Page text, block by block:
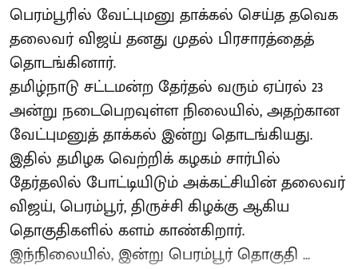
பெரம்பூரில் வேட்புமனு தாக்கல் செய்த தவெக
தலைவர் விஜய் தனது முதல் பிரசாரத்தைத்
தொடங்கினார்.
தமிழ்நாடு சட்டமன்ற தேர்தல் வரும் ஏப்ரல் 23
அன்று நடைபெறவுள்ள நிலையில், அதற்கான
வேட்புமனுத் தாக்கல் இன்று தொடங்கியது.
இதில் தமிழக வெற்றிக் கழகம் சார்பில்
தேர்தலில் போட்டியிடும் அக்கட்சியின் தலைவர்
விஜய், பெரம்பூர், திருச்சி கிழக்கு ஆகிய
தொகுதிகளில் களம் காண்கிறார்.
இந்நிலையில், இன்று பெரம்பூர் தொகுதி ...